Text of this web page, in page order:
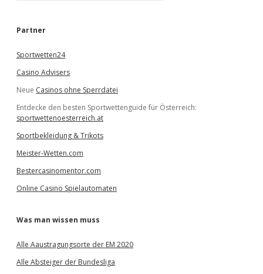
e
Partner
Sportwetten24
Casino Advisers
Neue Casinos ohne Sperrdatei
Entdecke den besten Sportwettenguide für Österreich:
sportwettenoesterreich.at
Sportbekleidung & Trikots
Meister-Wetten.com
Bestercasinomentor.com
Online Casino Spielautomaten
Was man wissen muss
Alle Aaustragungsorte der EM 2020
Alle Absteiger der Bundesliga